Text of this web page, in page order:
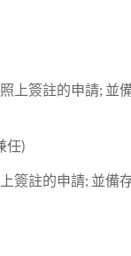
上簽註的申請; 並
任)
簽註的申請; 並備